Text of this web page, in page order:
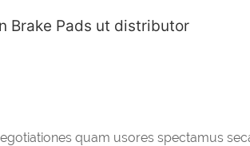
Brake Pads ut distributor
quam usores spectamus